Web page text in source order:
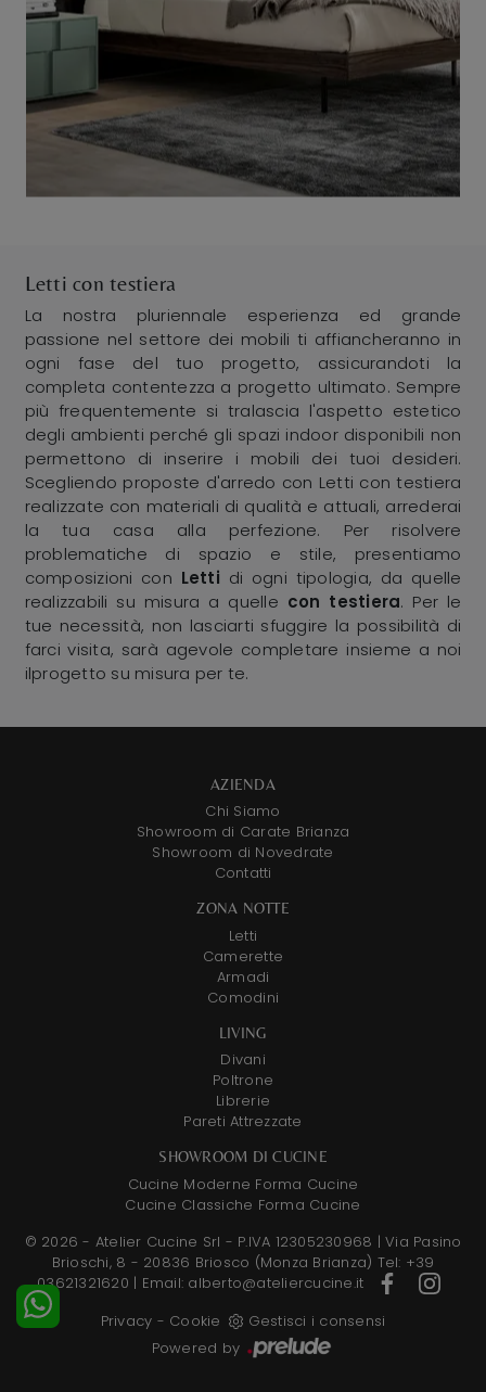
Letti con testiera
La nostra pluriennale esperienza ed grande
passione nel settore dei mobili ti affiancheranno in
ogni fase del tuo progetto, assicurandoti la
completa contentezza a progetto ultimato. Sempre
più frequentemente si tralascia l'aspetto estetico
degli ambienti perché gli spazi indoor disponibili non
permettono di inserire i mobili dei tuoi desideri.
Scegliendo proposte d'arredo con Letti con testiera
realizzate con materiali di qualità e attuali, arrederai
la tua casa alla perfezione. Per risolvere
problematiche di spazio e stile, presentiamo
composizioni con Letti di ogni tipologia, da quelle
realizzabili su misura a quelle con testiera. Per le
tue necessità, non lasciarti sfuggire la possibilità di
farci visita, sarà agevole completare insieme a noi
ilprogetto su misura per te.
SHOWROOM DI CUCINE
Cucine Moderne Forma Cucine
Cucine Classiche Forma Cucine
LIVING
Divani
Poltrone
Librerie
Pareti Attrezzate
ZONA NOTTE
Letti
Camerette
Armadi
Comodini
AZIENDA
Chi Siamo
Showroom di Carate Brianza
Showroom di Novedrate
Contatti
© 2026 - Atelier Cucine Srl - P.IVA 12305230968 | Via Pasino
Brioschi, 8 - 20836 Briosco (Monza Brianza) Tel: +39
03621321620 | Email: alberto@ateliercucine.it
Privacy - Cookie
Gestisci i consensi
Powered by